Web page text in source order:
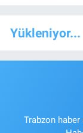
Yükleniyor...
Trabzon